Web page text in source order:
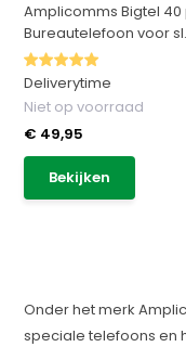
Amplicomms Bigtel 40
Bureautelefoon voor
Deliverytime
Niet op voorraad
€ 49,95
Bekijken
Onder het merk
speciale telefoons en